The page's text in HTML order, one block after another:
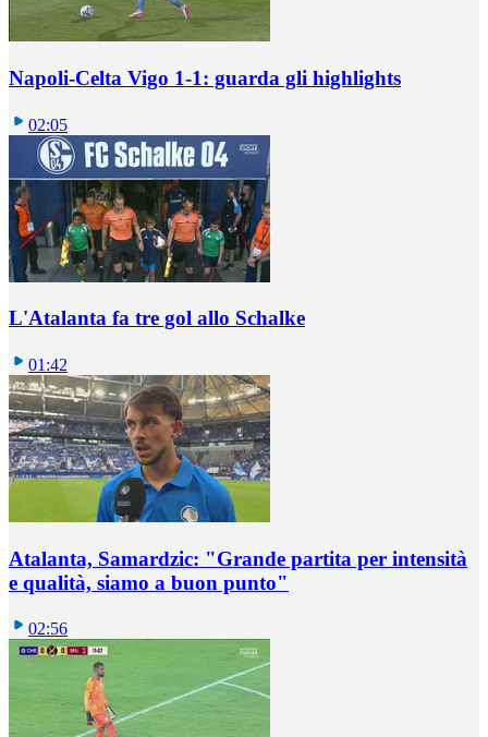
Napoli-Celta Vigo 1-1: guarda gli highlights
02:05
L'Atalanta fa tre gol allo Schalke
01:42
Atalanta, Samardzic: "Grande partita per intensità
e qualità, siamo a buon punto"
02:56